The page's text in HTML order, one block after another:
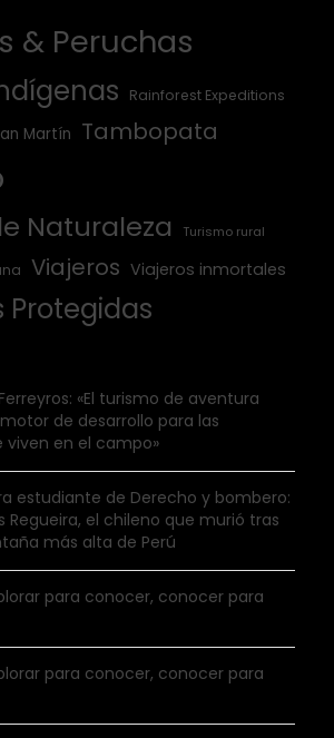
& Peruchas
Rainforest Expeditions
Martín Tambopata
Naturaleza Turismo rural
Viajeros Viajeros inmortales
Protegidas
«El turismo de aventura
de desarrollo para las
viven en el campo»
estudiante de Derecho y bombero:
Regueira, el chileno que murió tras
más alta de Perú
para conocer, conocer para
para conocer, conocer para